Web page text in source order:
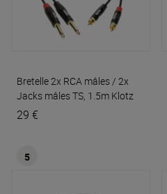
Bretelle 2x RCA mâles / 2x
Jacks mâles TS, 1.5m Klotz
29 €
5